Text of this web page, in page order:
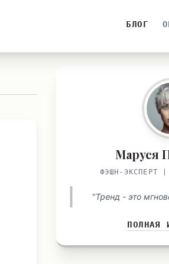
БЛОГ
Маруся
ФЭШН-ЭКСПЕРТ |
"Тренд - это
ПОЛНАЯ